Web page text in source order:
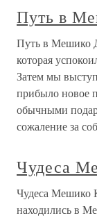
Путь в
Путь в Мешико
которая
Затем мы
прибыло новое
обычными
сожаление за
Чудеса
Чудеса Мешико
находились в